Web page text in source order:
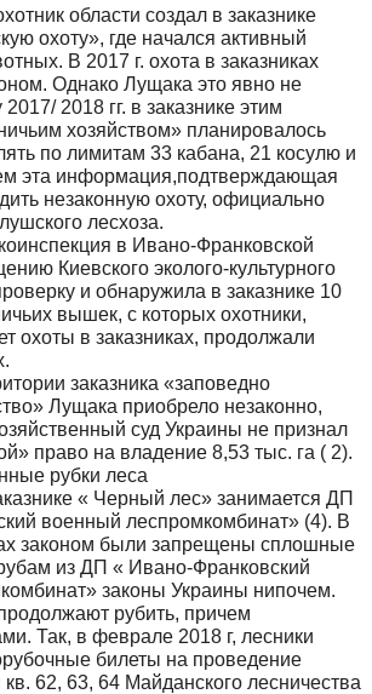
области создал в заказнике
охоту», где начался активный
В 2017 г. охота в заказниках
Однако Лущака это явно не
2018 гг. в заказнике этим
хозяйством» планировалось
по лимитам 33 кабана, 21 косулю и
эта информация,подтверждающая
незаконную охоту, официально
лесхоза.
в Ивано-Франковской
Киевского эколого-культурного
и обнаружила в заказнике 10
вышек, с которых охотники,
охоты в заказниках, продолжали
заказника «заповедно
Лущака приобрело незаконно,
суд Украины не признал
право на владение 8,53 тыс. га ( 2).
рубки леса
« Черный лес» занимается ДП
военный леспромкомбинат» (4). В
законом были запрещены сплошные
из ДП « Ивано-Франковский
законы Украины нипочем.
рубить, причем
Так, в феврале 2018 г, лесники
билеты на проведение
62, 63, 64 Майданского лесничества